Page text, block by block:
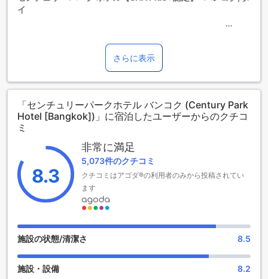
タイプの欄にエキストラベッド追加のオプションが提示され
ていない場合は、エキストラベッドの追加はできません。
追加料金が適用されることがありますのでご了承ください。
イ
センチュリー パーク ホテル【SHA Plus+認定】は、バンコク
の中心に位置し、快適な滞在を提供します。この4.0スターホ
テルは、1996年に建設され、2012年に最後の改装が行われま
した。ホテルには380室の客室があり、快適な宿泊環境を提
供しています。チェックインは午後2時から可能であり、チェ
ックアウトは午後12時までとなっております。また、空港ま
での所要時間はわずか25分です。
センチュリー パーク ホテル【SHA Plus+認定】では、3歳か
ら10歳までのお子様は無料で宿泊することができます。お子
様連れのご家族にとっても快適な滞在が可能です。
充実したエンターテイメント施設で楽しむセンチュリー パー
ク ホテル【SHA Plus+認定】
センチュリー パーク ホテル【SHA Plus+認定】は、バンコク
の中心部に位置し、充実したエンターテイメント施設を提供
しています。ホテル内にはショップやバー、ナイトクラブ、
ホテル内のショップでは、最新のファッションやアクセサリ
ー、化粧品などを購入することができます。また、バーでは
さらに表示
「センチュリーパークホテル バンコク (Century Park
Hotel [Bangkok])」に宿泊したユーザーからのクチコ
ミ
8.3
非常に満足
5,073件のクチコミ
クチコミはアゴダ®の利用者のみから投稿されてい
ます
施設の状態/清潔さ 8.5
施設・設備 8.2